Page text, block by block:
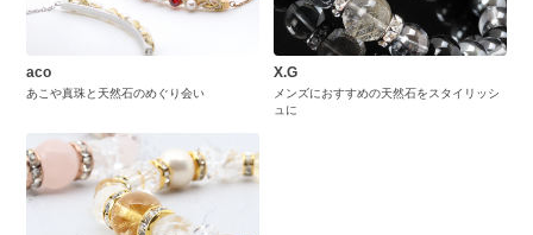
aco
あこや真珠と天然石のめぐり会い
X.G
メンズにおすすめの天然石をスタイリッシ
ュに